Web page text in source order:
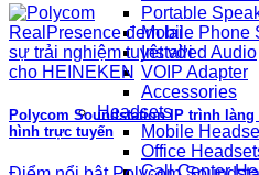
Portable
Mobile Phone
Installed Audio
VOIP Adapter
Accessories
Headsets
Mobile
Office
Call Center
Polycom Soundstation IP trình
hình trực tuyến